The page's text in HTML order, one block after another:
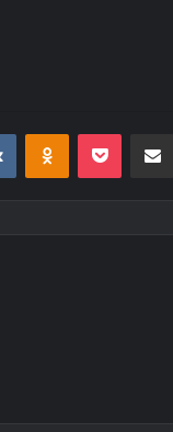
VKontakteOdnoklassniki
Pocket